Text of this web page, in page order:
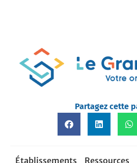
Partagez cette
Établissements
Ressources